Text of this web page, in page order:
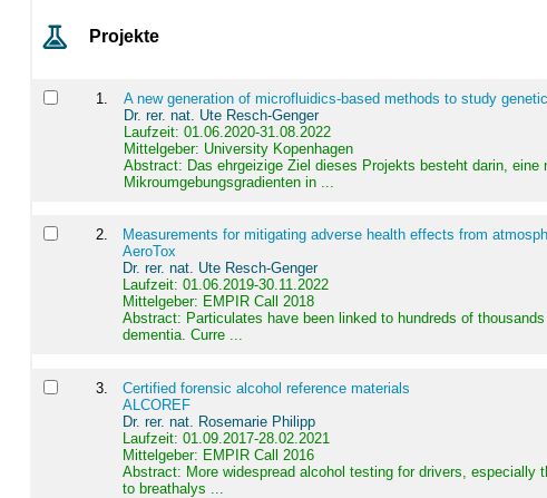
Projekte
1
A new generation of microfluidics-based methods to study
Dr. rer. nat. Ute Resch-Genger
Laufzeit: 01.06.2020-31.08.2022
Mittelgeber: University Kopenhagen
Abstract: Das ehrgeizige Ziel dieses Projekts besteht darin,
Mikroumgebungsgradienten in ...
2.
Measurements for mitigating adverse health effects from
AeroTox
Dr. rer. nat. Ute Resch-Genger
Laufzeit: 01.06.2019-30.11.2022
Mittelgeber: EMPIR Call 2018
Abstract: Particulates have been linked to hundreds of
dementia. Curre ...
3.
Certified forensic alcohol reference materials
ALCOREF
Dr. rer. nat. Rosemarie Philipp
Laufzeit: 01.09.2017-28.02.2021
Mittelgeber: EMPIR Call 2016
Abstract: More widespread alcohol testing for drivers,
to breathalys ...